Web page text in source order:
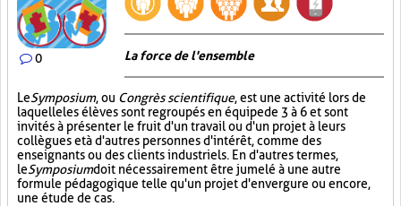
0 La force de l'ensemble
LeSymposium, ou Congrès scientifique, est une activité lors de
laquelle les élèves sont regroupés en équipe de 3 à 6 et sont
invités à présenter le fruit d'un travail ou d'un projet à leurs
collègues et à d'autres personnes d'intérêt, comme des
enseignants ou des clients industriels. En d'autres termes,
leSymposiumdoit nécessairement être jumelé à une autre
formule pédagogique telle qu'un projet d'envergure ou encore,
une étude de cas.